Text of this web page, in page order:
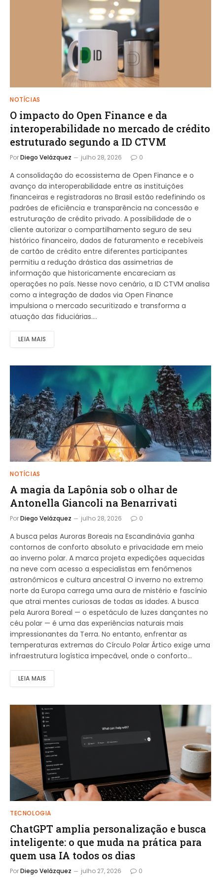
NOTÍCIAS
O impacto do Open Finance e da
interoperabilidade no mercado de crédito
estruturado segundo a ID CTVM
PorDiego Velázquez julho 28, 2026 0
A consolidação do ecossistema de Open Finance e o
avanço da interoperabilidade entre as instituições
financeiras e registradoras no Brasil estão redefinindo os
padrões de eficiência e transparência na concessão e
estruturação de crédito privado. A possibilidade de o
cliente autorizar o compartilhamento seguro de seu
histórico financeiro, dados de faturamento e recebíveis
de cartão de crédito entre diferentes participantes
permitiu a redução drástica das assimetrias de
informação que historicamente encareciam as
operações no país. Nesse novo cenário, a ID CTVM analisa
como a integração de dados via Open Finance
impulsiona o mercado securitizado e transforma a
atuação das fiduciárias.…
LEIA MAIS
NOTÍCIAS
A magia da Lapônia sob o olhar de
Antonella Giancoli na Benarrivati
PorDiego Velázquez julho 28, 2026 0
A busca pelas Auroras Boreais na Escandinávia ganha
contornos de conforto absoluto e privacidade em meio
ao inverno polar. A marca projeta expedições aquecidas
na neve com acesso a especialistas em fenômenos
astronômicos e cultura ancestral O inverno no extremo
norte da Europa carrega uma aura de mistério e fascínio
que atrai mentes curiosas de todas as idades. A busca
pela Aurora Boreal — o espetáculo de luzes dançantes no
céu polar — é uma das experiências naturais mais
impressionantes da Terra. No entanto, enfrentar as
temperaturas extremas do Círculo Polar Ártico exige uma
infraestrutura logística impecável, onde o conforto…
LEIA MAIS
TECNOLOGIA
ChatGPT amplia personalização e busca
inteligente: o que muda na prática para
quem usa IA todos os dias
PorDiego Velázquez julho 27, 2026 0